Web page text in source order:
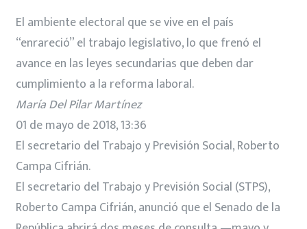
El ambiente electoral que se vive en el país
“enrareció” el trabajo legislativo, lo que frenó el
avance en las leyes secundarias que deben dar
cumplimiento a la reforma laboral.
María Del Pilar Martínez
01 de mayo de 2018, 13:36
El secretario del Trabajo y Previsión Social, Roberto
Campa Cifrián.
El secretario del Trabajo y Previsión Social (STPS),
Roberto Campa Cifrián, anunció que el Senado de la